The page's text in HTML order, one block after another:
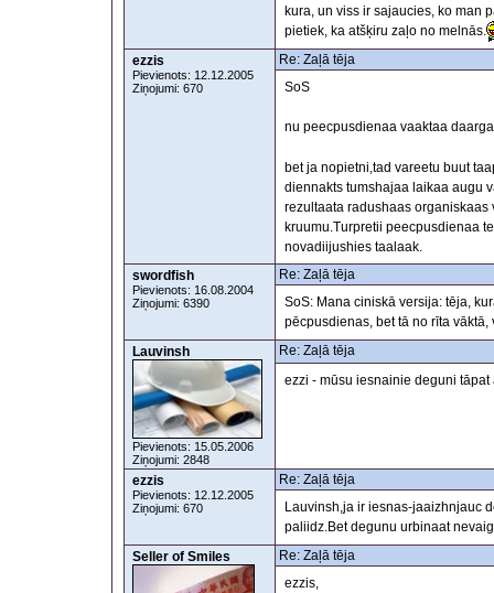
kura, un viss ir sajaucies, ko man
pietiek, ka atšķiru zaļo no melnās.
ezzis
Pievienots: 12.12.2005
Ziņojumi: 670
Re: Zaļā tēja
SoS
nu peecpusdienaa vaaktaa
bet ja nopietni,tad vareetu buut
diennakts tumshajaa laikaa augu
rezultaata radushaas
kruumu.Turpretii peecpusdienaa
novadiijushies taalaak.
swordfish
Pievienots: 16.08.2004
Ziņojumi: 6390
Re: Zaļā tēja
SoS: Mana ciniskā versija: tēja,
pēcpusdienas, bet tā no rīta
Lauvinsh
Pievienots: 15.05.2006
Ziņojumi: 2848
Re: Zaļā tēja
ezzi - mūsu iesnainie deguni
ezzis
Pievienots: 12.12.2005
Ziņojumi: 670
Re: Zaļā tēja
Lauvinsh,ja ir iesnas-jaaizhnjauc
paliidz.Bet degunu urbinaat
Seller of Smiles
Re: Zaļā tēja
ezzis,